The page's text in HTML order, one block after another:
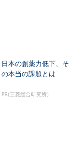
日本の創薬力低下、そ
の本当の課題とは
PR(三菱総合研究所)